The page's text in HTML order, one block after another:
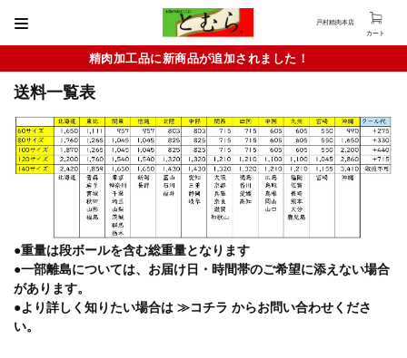
戸村精肉本店
カート
精肉加工品に新商品が追加されました！
送料一覧表
●重量は段ボールを含む総重量となります
●一部離島については、お届け日・時間帯のご希望に添えない場合
があります。
●より詳しく知りたい場合は ≫コチラ からお問い合わせくださ
い。